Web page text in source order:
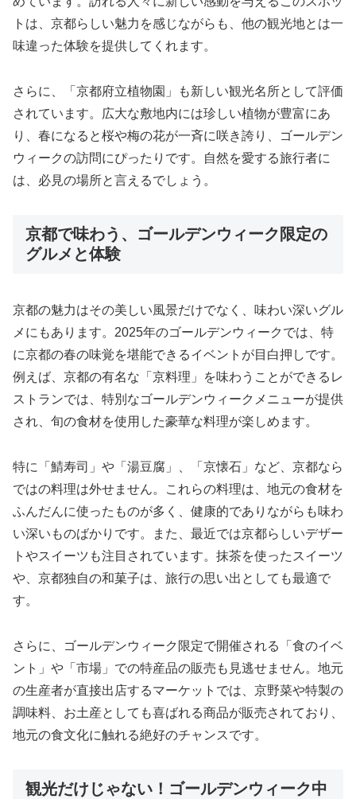
トは、京都らしい魅力を感じながらも、他の観光地とは一
味違った体験を提供してくれます。
さらに、「京都府立植物園」も新しい観光名所として評価
されています。広大な敷地内には珍しい植物が豊富にあ
り、春になると桜や梅の花が一斉に咲き誇り、ゴールデン
ウィークの訪問にぴったりです。自然を愛する旅行者に
は、必見の場所と言えるでしょう。
京都で味わう、ゴールデンウィーク限定の
グルメと体験
京都の魅力はその美しい風景だけでなく、味わい深いグル
メにもあります。2025年のゴールデンウィークでは、特
に京都の春の味覚を堪能できるイベントが目白押しです。
例えば、京都の有名な「京料理」を味わうことができるレ
ストランでは、特別なゴールデンウィークメニューが提供
され、旬の食材を使用した豪華な料理が楽しめます。
特に「鯖寿司」や「湯豆腐」、「京懐石」など、京都なら
ではの料理は外せません。これらの料理は、地元の食材を
ふんだんに使ったものが多く、健康的でありながらも味わ
い深いものばかりです。また、最近では京都らしいデザー
トやスイーツも注目されています。抹茶を使ったスイーツ
や、京都独自の和菓子は、旅行の思い出としても最適で
す。
さらに、ゴールデンウィーク限定で開催される「食のイベ
ント」や「市場」での特産品の販売も見逃せません。地元
の生産者が直接出店するマーケットでは、京野菜や特製の
調味料、お土産としても喜ばれる商品が販売されており、
地元の食文化に触れる絶好のチャンスです。
観光だけじゃない！ゴールデンウィーク中